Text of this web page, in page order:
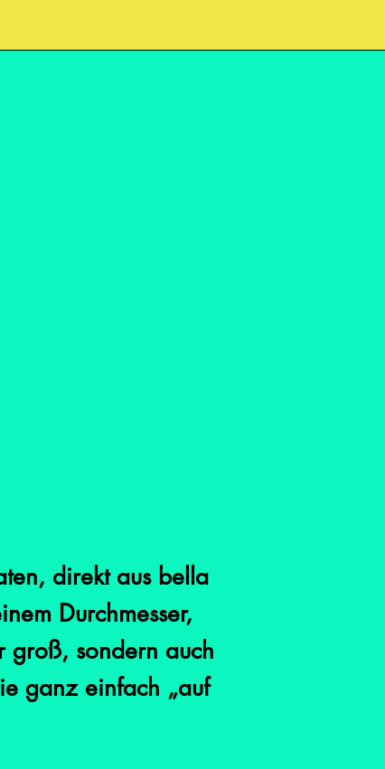
direkt aus bella
Durchmesser,
groß, sondern auch
ganz einfach „auf